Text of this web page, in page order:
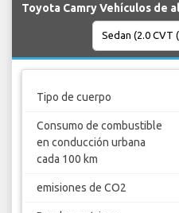
Toyota Camry Vehículos de
Tipo de cuerpo
Consumo de combustible
en conducción urbana
cada 100 km
emisiones de CO2